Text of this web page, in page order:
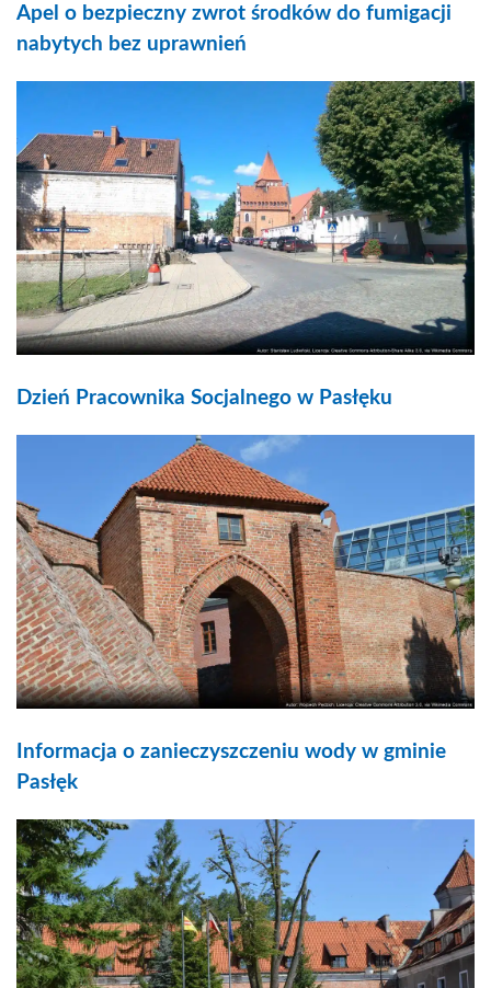
Apel o bezpieczny zwrot środków do fumigacji
nabytych bez uprawnień
Dzień Pracownika Socjalnego w Pasłęku
Informacja o zanieczyszczeniu wody w gminie
Pasłęk